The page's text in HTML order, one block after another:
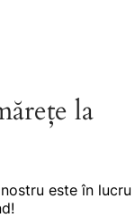
la
este în lucru